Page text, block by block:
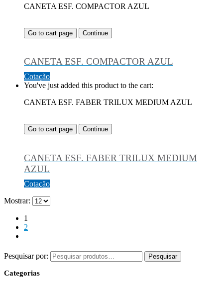
CANETA ESF. COMPACTOR AZUL
Go to cart page Continue
CANETA ESF. COMPACTOR AZUL
Cotação
You've just added this product to the cart:
CANETA ESF. FABER TRILUX MEDIUM AZUL
Go to cart page Continue
CANETA ESF. FABER TRILUX MEDIUM
AZUL
Cotação
Mostrar:
1
2
Pesquisar por: Pesquisar
Categorias